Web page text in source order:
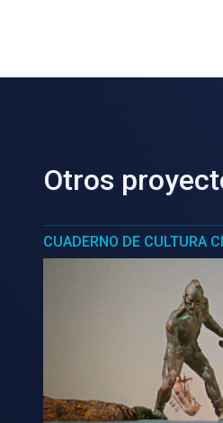
Otros
CUADERNO DE CULTURA